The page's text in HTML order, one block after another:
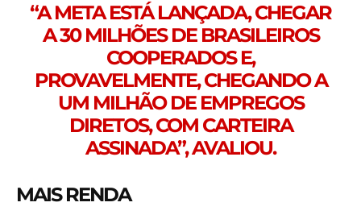
“A META ESTÁ LANÇADA, CHEGAR
A 30 MILHÕES DE BRASILEIROS
COOPERADOS E,
PROVAVELMENTE, CHEGANDO A
UM MILHÃO DE EMPREGOS
DIRETOS, COM CARTEIRA
ASSINADA”, AVALIOU.
MAIS RENDA